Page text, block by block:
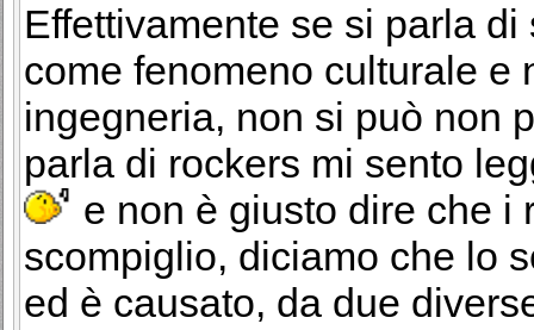
Effettivamente se si parla
come fenomeno culturale e
ingegneria, non si può non
parla di rockers mi sento
e non è giusto dire che i
scompiglio, diciamo che lo
ed è causato, da due